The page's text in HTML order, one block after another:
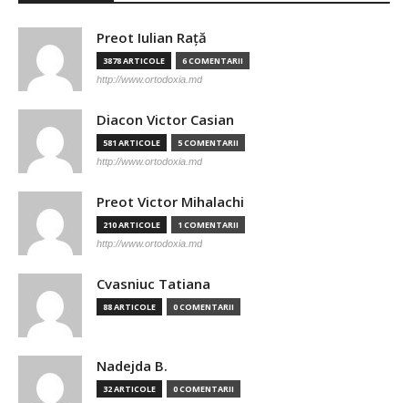
Preot Iulian Raţă
3878 ARTICOLE 6 COMENTARII
http://www.ortodoxia.md
Diacon Victor Casian
581 ARTICOLE 5 COMENTARII
http://www.ortodoxia.md
Preot Victor Mihalachi
210 ARTICOLE 1 COMENTARII
http://www.ortodoxia.md
Cvasniuc Tatiana
88 ARTICOLE 0 COMENTARII
Nadejda B.
32 ARTICOLE 0 COMENTARII